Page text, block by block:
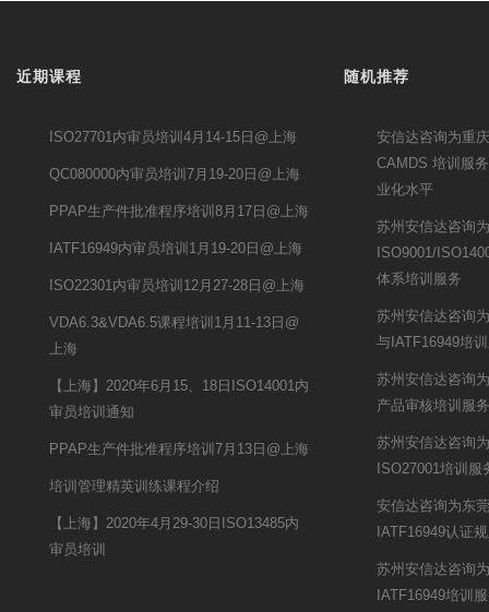
近期课程
ISO27701内审员培训4月14-15日@上海
QC080000内审员培训7月19-20日@上海
PPAP生产件批准程序培训8月17日@上海
IATF16949内审员培训1月19-20日@上海
ISO22301内审员培训12月27-28日@上海
VDA6.3&VDA6.5课程培训1月11-13日@
上海
【上海】2020年6月15、18日ISO14001内
审员培训通知
PPAP生产件批准程序培训7月13日@上海
培训管理精英训练课程介绍
【上海】2020年4月29-30日ISO13485内
审员培训
随机推荐
安信达咨询为重
CAMDS 培训服
业化水平
苏州安信达咨询
ISO9001/
体系培训服务
苏州安信达咨询
与IATF16949培
苏州安信达咨询
产品审核培训服务
苏州安信达咨询
ISO27001培训服
安信达咨询为东
IATF16949认证
苏州安信达咨询
IATF16949培训